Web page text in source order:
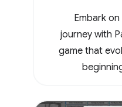
Embark
journey with
game that
the ultimate